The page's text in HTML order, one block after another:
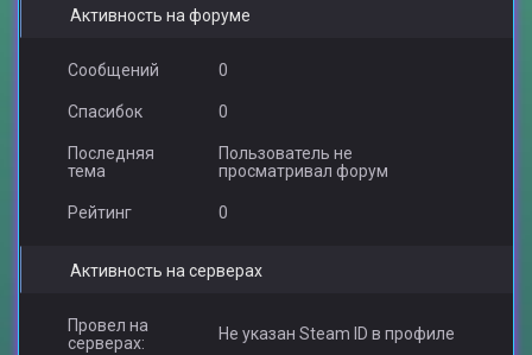
Активность на форуме
Сообщений 0
Спасибок 0
Последняя
тема
Пользователь не
просматривал форум
Рейтинг 0
Активность на серверах
Провел на
серверах:
Не указан Steam ID в профиле